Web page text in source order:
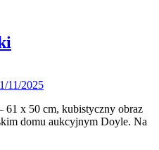
11/2025
61 x 50 cm, kubistyczny obraz
domu aukcyjnym Doyle. Na